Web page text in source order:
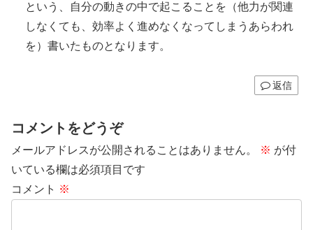
という、自分の動きの中で起こることを（他力が関連
しなくても、効率よく進めなくなってしまうあらわれ
を）書いたものとなります。
返信
コメントをどうぞ
メールアドレスが公開されることはありません。 ※ が付
いている欄は必須項目です
コメント ※